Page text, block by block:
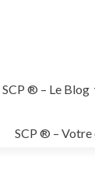
SCP ® – Le Blog
SCP ® – Votre